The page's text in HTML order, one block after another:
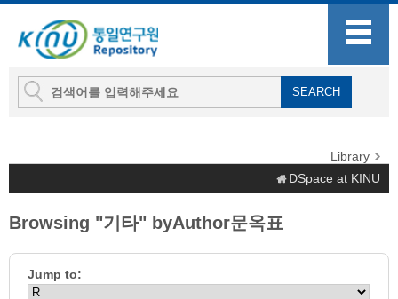
Library
DSpace at KINU
Browsing "기타" byAuthor문옥표
Jump to: